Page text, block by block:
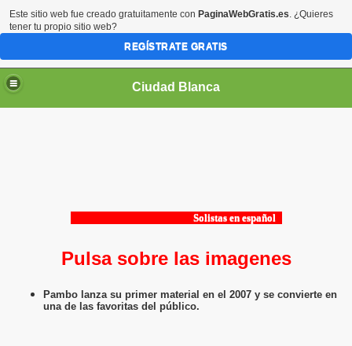
Ciudad Blanca
Solistas en español
Pulsa sobre las imagenes
Pambo lanza su primer material en el 2007 y se convierte en
una de las favoritas del público.
Este sitio web fue creado gratuitamente con PaginaWebGratis.es. ¿Quieres
tener tu propio sitio web?
REGÍSTRATE GRATIS